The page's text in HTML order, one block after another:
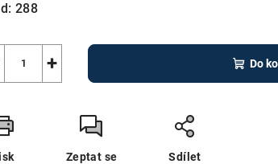
288
+ Do
Zeptat se Sdílet